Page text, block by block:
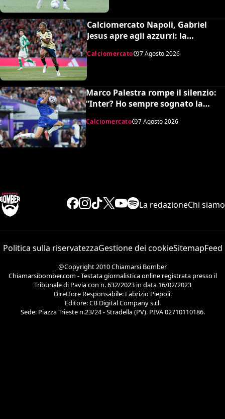
Calciomercato Napoli, Gabriel
Jesus apre agli azzurri: la
Calciomercato 7 Agosto 2026
Marco Palestra rompe il silenzio:
“Inter? Ho sempre sognato la
Premier League e il Chelsea”
Calciomercato 7 Agosto 2026
La redazioneChi siamo
Politica sulla riservatezzaGestione dei cookieSitemapFeed
@Copyright 2010 Chiamarsi Bomber
Chiamarsibomber.com - Testata giornalistica online registrata presso il
Tribunale di Pavia con n. 632/2023 in data 16/02/2023
Direttore Responsabile: Fabrizio Piepoli.
Editore: CB Digital Company s.r.l.
Sede: Piazza Trieste n.23/24 - Stradella (PV). P.IVA 02710110186.